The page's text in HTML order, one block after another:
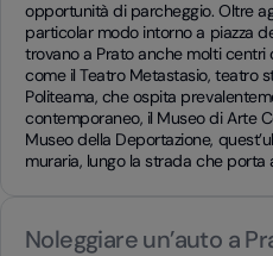
opportunità di parcheggio. Oltre
particolar modo intorno a piazza
trovano a Prato anche molti
come il Teatro Metastasio, teatro
Politeama, che ospita
contemporaneo, il Museo di Arte
Museo della Deportazione,
muraria, lungo la strada che porta
Noleggiare un’auto a